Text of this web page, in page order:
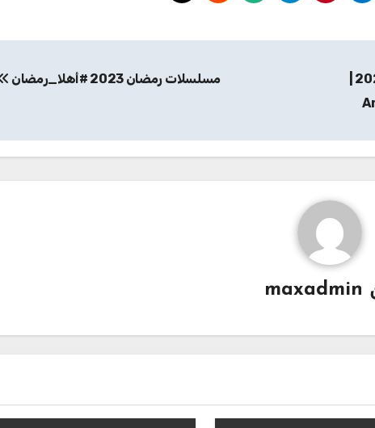
مسلسلات رمضان 2023 #أهلا_رمضان
maxadmin